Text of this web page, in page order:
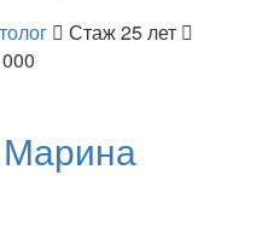
Стаж 25 лет
Марина